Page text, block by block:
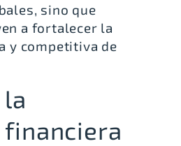
sino que
a fortalecer la
y competitiva de
financiera